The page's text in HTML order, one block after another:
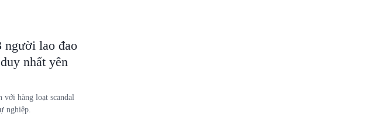
người lao đao
nhất yên
hàng loạt scandal
nghiệp.